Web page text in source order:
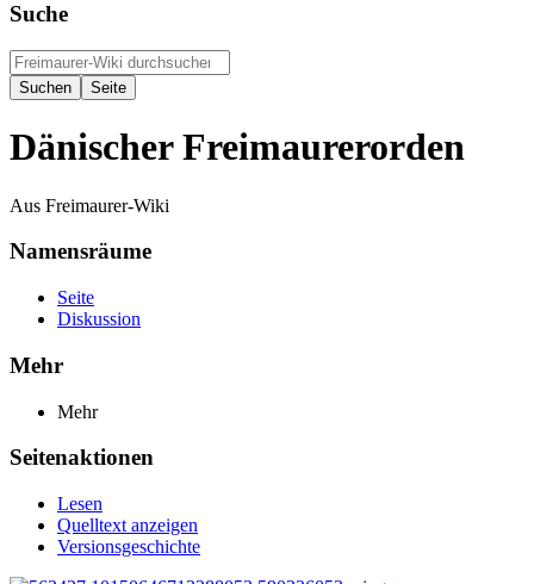
Suche
Dänischer Freimaurerorden
Aus Freimaurer-Wiki
Namensräume
Seite
Diskussion
Mehr
Mehr
Seitenaktionen
Lesen
Quelltext anzeigen
Versionsgeschichte